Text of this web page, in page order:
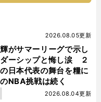
がサマーリーグで示し
ーシップと悔し涙 ２
日本代表の舞台を糧に
NBA挑戦は続く
2026.08.05更新
2026.08.04更新